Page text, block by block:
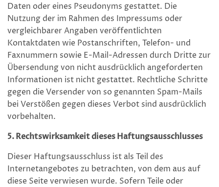
Daten oder eines Pseudonyms gestattet. Die
Nutzung der im Rahmen des Impressums oder
vergleichbarer Angaben veröffentlichten
Kontaktdaten wie Postanschriften, Telefon- und
Faxnummern sowie E-Mail-Adressen durch Dritte zur
Übersendung von nicht ausdrücklich angeforderten
Informationen ist nicht gestattet. Rechtliche Schritte
gegen die Versender von so genannten Spam-Mails
bei Verstößen gegen dieses Verbot sind ausdrücklich
vorbehalten.
5. Rechtswirksamkeit dieses Haftungsausschlusses
Dieser Haftungsausschluss ist als Teil des
Internetangebotes zu betrachten, von dem aus auf
diese Seite verwiesen wurde. Sofern Teile oder